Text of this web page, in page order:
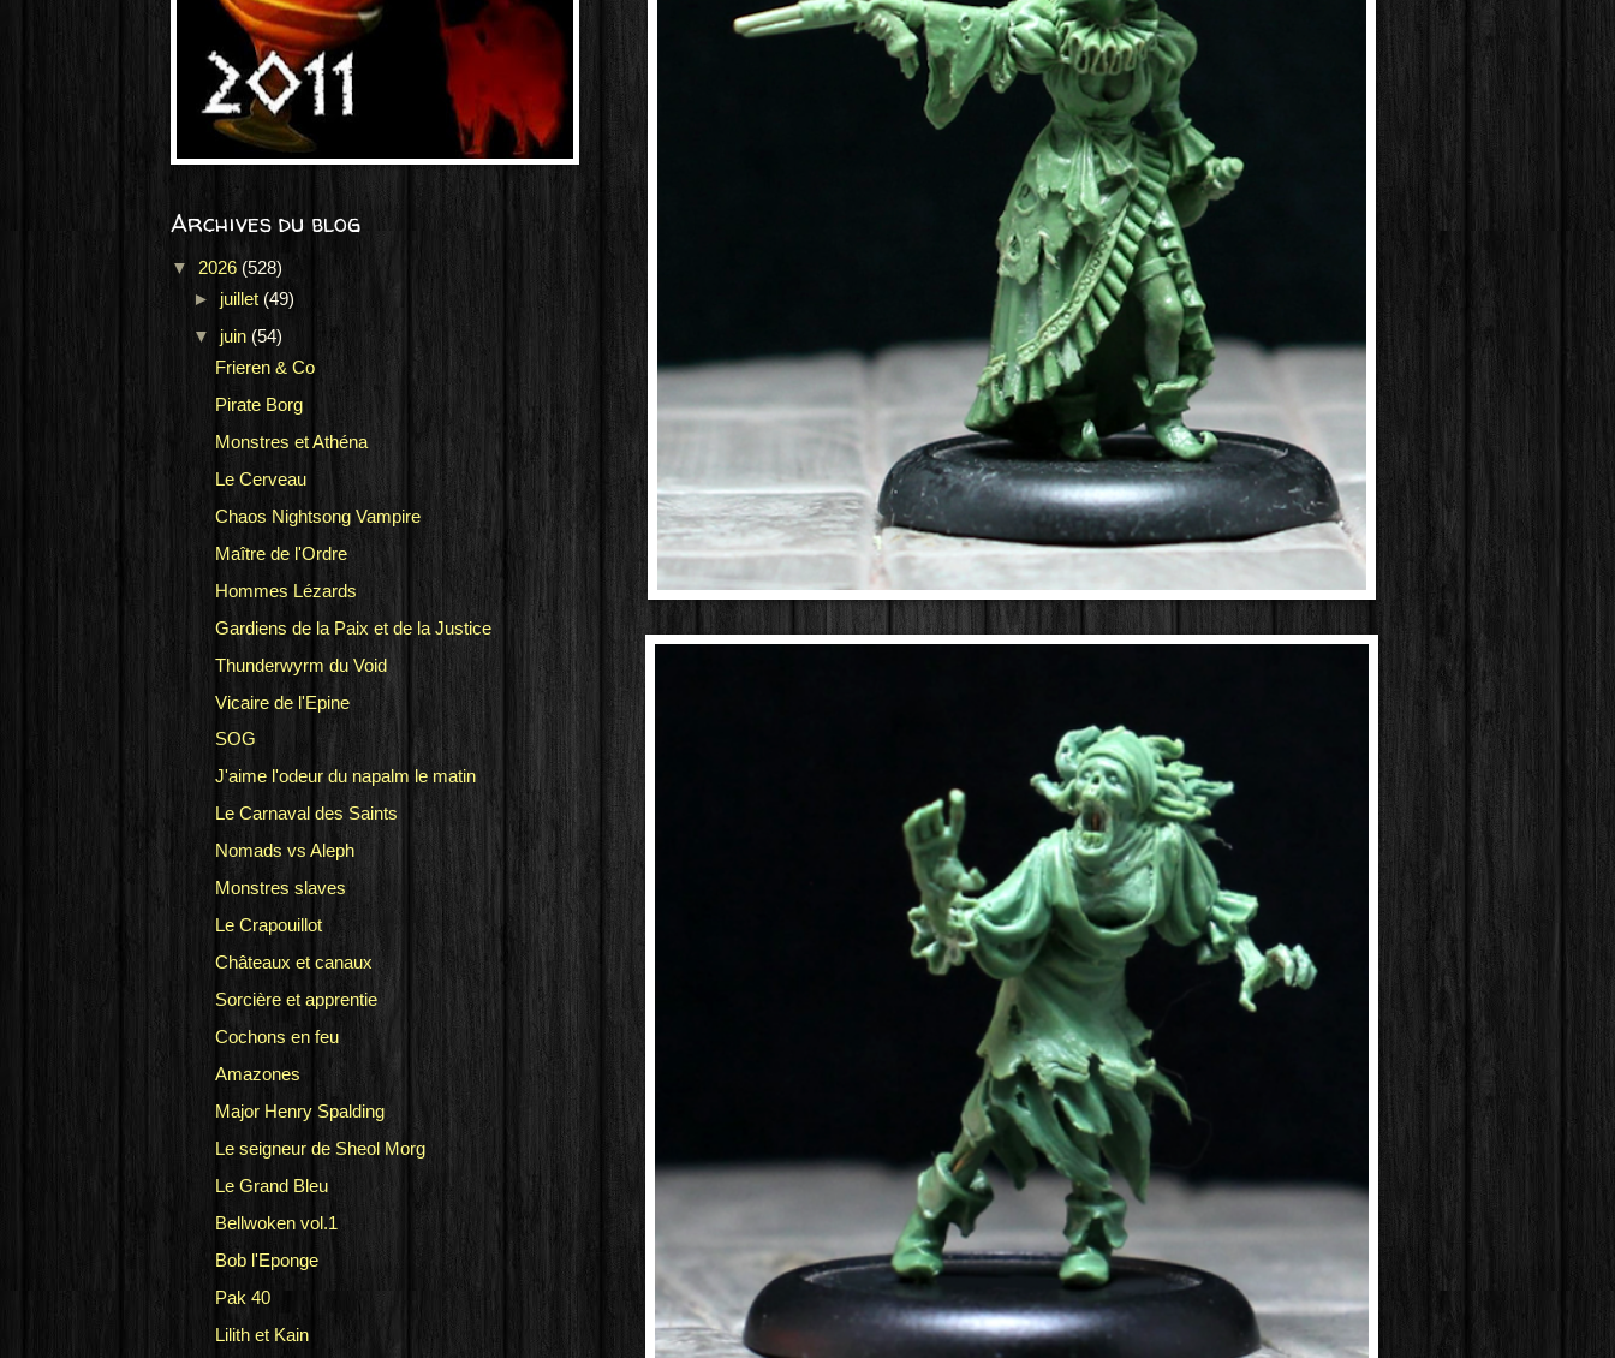
Archives du blog
▼ 2026 (528)
► juillet (49)
▼ juin (54)
Frieren & Co
Pirate Borg
Monstres et Athéna
Le Cerveau
Chaos Nightsong Vampire
Maître de l'Ordre
Hommes Lézards
Gardiens de la Paix et de la Justice
Thunderwyrm du Void
Vicaire de l'Epine
SOG
J'aime l'odeur du napalm le matin
Le Carnaval des Saints
Nomads vs Aleph
Monstres slaves
Le Crapouillot
Châteaux et canaux
Sorcière et apprentie
Cochons en feu
Amazones
Major Henry Spalding
Le seigneur de Sheol Morg
Le Grand Bleu
Bellwoken vol.1
Bob l'Eponge
Pak 40
Lilith et Kain